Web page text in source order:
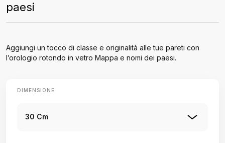
paesi
Aggiungi un tocco di classe e originalità alle tue pareti con
l’orologio rotondo in vetro Mappa e nomi dei paesi.
DIMENSIONE
30 Cm